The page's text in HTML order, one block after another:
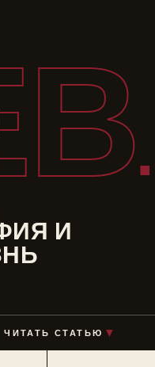
И
ЧТЕНИЕ ≈ 8 МИН
ЧИТАТЬ СТАТЬЮ ▼